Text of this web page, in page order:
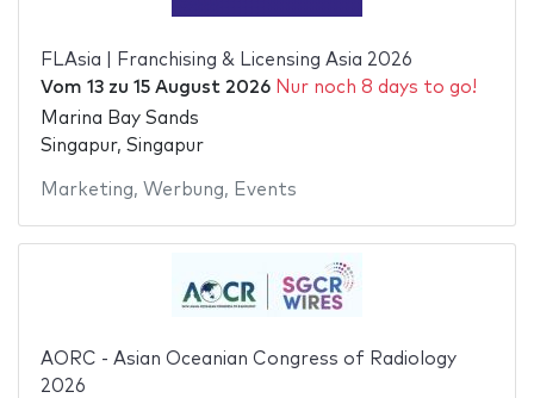
FLAsia | Franchising & Licensing Asia 2026
Vom 13zu 15 August 2026 Nur noch 8 days to go!
Marina Bay Sands
Singapur, Singapur
Marketing, Werbung, Events
AORC - Asian Oceanian Congress of Radiology
2026